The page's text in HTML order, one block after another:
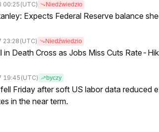
00:25 (UTC) Niedźwiedzio
Expects Federal Reserve balance
(UTC) Niedźwiedzio
in Death Cross as Jobs Miss Cuts Rate-
19:45 (UTC) byczy
Friday after soft US labor data reduced
in the near term.